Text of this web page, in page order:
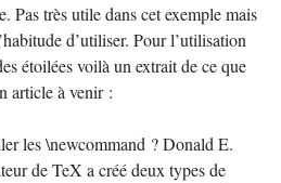
Pas très utile dans cet exemple mais
d’utiliser. Pour l’utilisation
étoilées voilà un extrait de ce que
article à venir :
les \newcommand ? Donald E.
de TeX a créé deux types de